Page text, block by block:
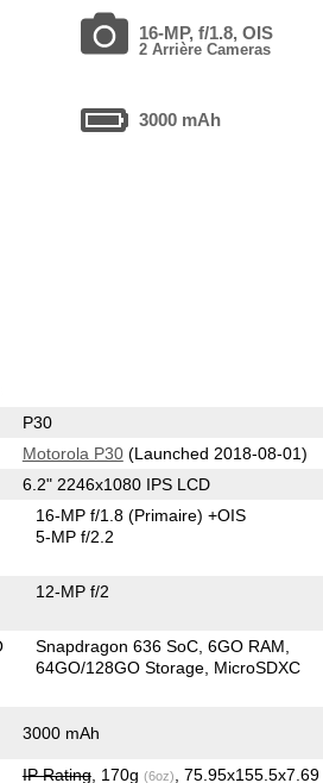
16-MP, f/1.8, OIS
2 Arrière Cameras
3000 mAh
P30
Motorola P30(Launched 2018-08-01)
6.2" 2246x1080 IPS LCD
16-MP f/1.8(Primaire) +OIS
5-MP f/2.2
12-MP f/2
Snapdragon 636 SoC 6GO RAM
64GO/128GO Storage MicroSDXC
3000 mAh
IP Rating, 170g (6oz) ,